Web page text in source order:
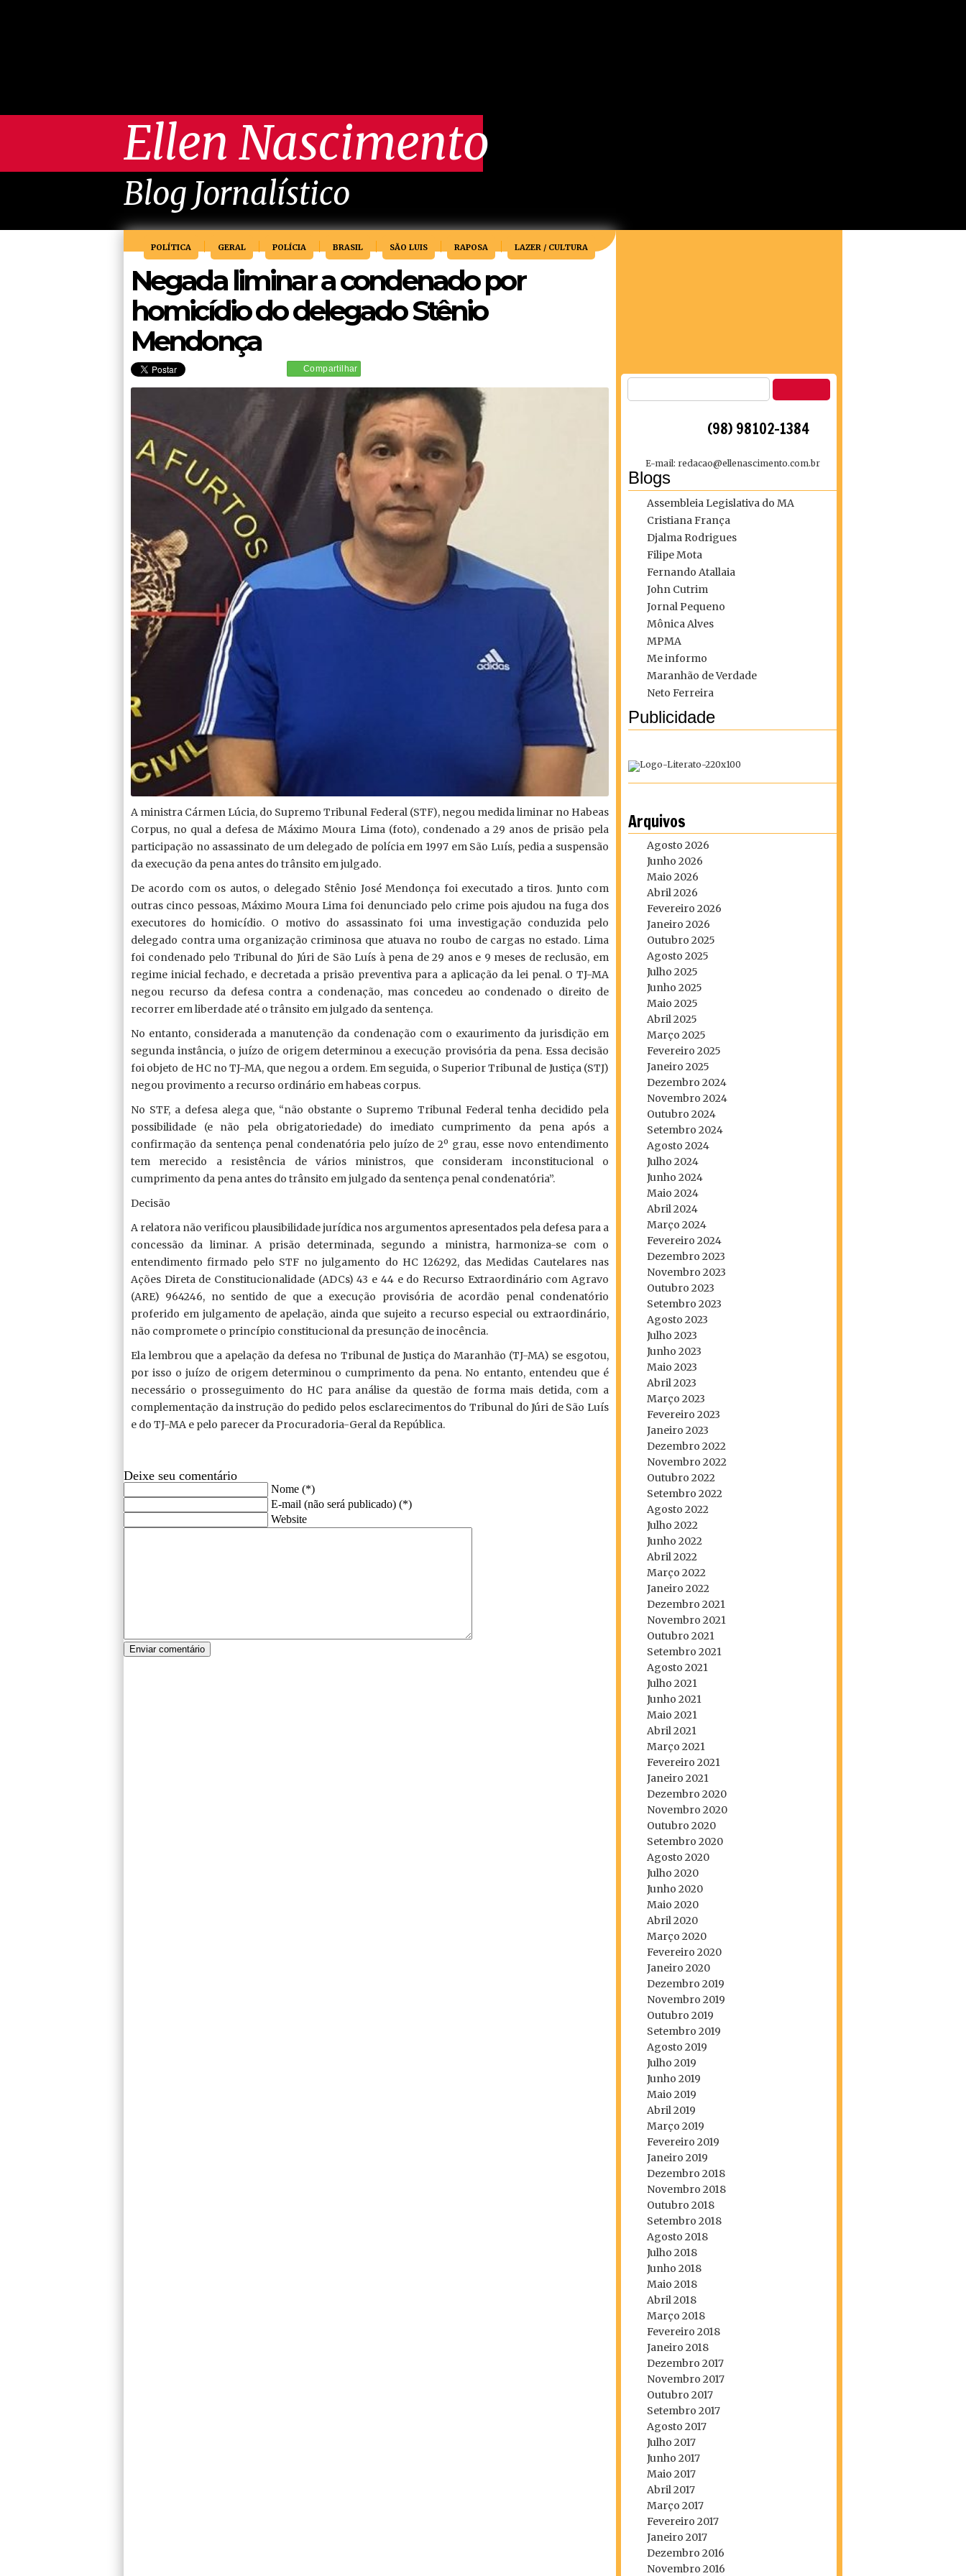
Ellen Nascimento
Blog Jornalístico
(98) 98102-1384
E-mail: redacao@ellenascimento.com.br
Blogs
Assembleia Legislativa do MA
Cristiana França
Djalma Rodrigues
Filipe Mota
Fernando Atallaia
John Cutrim
Jornal Pequeno
Mônica Alves
MPMA
Me informo
Maranhão de Verdade
Neto Ferreira
Publicidade
Arquivos
Agosto 2026
Junho 2026
Maio 2026
Abril 2026
Fevereiro 2026
Janeiro 2026
Outubro 2025
Agosto 2025
Julho 2025
Junho 2025
Maio 2025
Abril 2025
Março 2025
Fevereiro 2025
Janeiro 2025
Dezembro 2024
Novembro 2024
Outubro 2024
Setembro 2024
Agosto 2024
Julho 2024
Junho 2024
Maio 2024
Abril 2024
Março 2024
Fevereiro 2024
Dezembro 2023
Novembro 2023
Outubro 2023
Setembro 2023
Agosto 2023
Julho 2023
Junho 2023
Maio 2023
Abril 2023
Março 2023
Fevereiro 2023
Janeiro 2023
Dezembro 2022
Novembro 2022
Outubro 2022
Setembro 2022
Agosto 2022
Julho 2022
Junho 2022
Abril 2022
Março 2022
Janeiro 2022
Dezembro 2021
Novembro 2021
Outubro 2021
Setembro 2021
Agosto 2021
Julho 2021
Junho 2021
Maio 2021
Abril 2021
Março 2021
Fevereiro 2021
Janeiro 2021
Dezembro 2020
Novembro 2020
Outubro 2020
Setembro 2020
Agosto 2020
Julho 2020
Junho 2020
Maio 2020
Abril 2020
Março 2020
Fevereiro 2020
Janeiro 2020
Dezembro 2019
Novembro 2019
Outubro 2019
Setembro 2019
Agosto 2019
Julho 2019
Junho 2019
Maio 2019
Abril 2019
Março 2019
Fevereiro 2019
Janeiro 2019
Dezembro 2018
Novembro 2018
Outubro 2018
Setembro 2018
Agosto 2018
Julho 2018
Junho 2018
Maio 2018
Abril 2018
Março 2018
Fevereiro 2018
Janeiro 2018
Dezembro 2017
Novembro 2017
Outubro 2017
Setembro 2017
Agosto 2017
Julho 2017
Junho 2017
Maio 2017
Abril 2017
Março 2017
Fevereiro 2017
Janeiro 2017
Dezembro 2016
Novembro 2016
POLÍTICA GERAL POLÍCIA BRASIL SÃO LUIS RAPOSA LAZER / CULTURA
Negada liminar a condenado por
homicídio do delegado Stênio
Mendonça
Compartilhar
A ministra Cármen Lúcia, do Supremo Tribunal Federal (STF), negou medida liminar no Habeas
Corpus, no qual a defesa de Máximo Moura Lima (foto), condenado a 29 anos de prisão pela
participação no assassinato de um delegado de polícia em 1997 em São Luís, pedia a suspensão
da execução da pena antes do trânsito em julgado.
De acordo com os autos, o delegado Stênio José Mendonça foi executado a tiros. Junto com
outras cinco pessoas, Máximo Moura Lima foi denunciado pelo crime pois ajudou na fuga dos
executores do homicídio. O motivo do assassinato foi uma investigação conduzida pelo
delegado contra uma organização criminosa que atuava no roubo de cargas no estado. Lima
foi condenado pelo Tribunal do Júri de São Luís à pena de 29 anos e 9 meses de reclusão, em
regime inicial fechado, e decretada a prisão preventiva para a aplicação da lei penal. O TJ-MA
negou recurso da defesa contra a condenação, mas concedeu ao condenado o direito de
recorrer em liberdade até o trânsito em julgado da sentença.
No entanto, considerada a manutenção da condenação com o exaurimento da jurisdição em
segunda instância, o juízo de origem determinou a execução provisória da pena. Essa decisão
foi objeto de HC no TJ-MA, que negou a ordem. Em seguida, o Superior Tribunal de Justiça (STJ)
negou provimento a recurso ordinário em habeas corpus.
No STF, a defesa alega que, “não obstante o Supremo Tribunal Federal tenha decidido pela
possibilidade (e não pela obrigatoriedade) do imediato cumprimento da pena após a
confirmação da sentença penal condenatória pelo juízo de 2º grau, esse novo entendimento
tem merecido a resistência de vários ministros, que consideram inconstitucional o
cumprimento da pena antes do trânsito em julgado da sentença penal condenatória”.
Decisão
A relatora não verificou plausibilidade jurídica nos argumentos apresentados pela defesa para a
concessão da liminar. A prisão determinada, segundo a ministra, harmoniza-se com o
entendimento firmado pelo STF no julgamento do HC 126292, das Medidas Cautelares nas
Ações Direta de Constitucionalidade (ADCs) 43 e 44 e do Recurso Extraordinário com Agravo
(ARE) 964246, no sentido de que a execução provisória de acordão penal condenatório
proferido em julgamento de apelação, ainda que sujeito a recurso especial ou extraordinário,
não compromete o princípio constitucional da presunção de inocência.
Ela lembrou que a apelação da defesa no Tribunal de Justiça do Maranhão (TJ-MA) se esgotou,
por isso o juízo de origem determinou o cumprimento da pena. No entanto, entendeu que é
necessário o prosseguimento do HC para análise da questão de forma mais detida, com a
complementação da instrução do pedido pelos esclarecimentos do Tribunal do Júri de São Luís
e do TJ-MA e pelo parecer da Procuradoria-Geral da República.
Deixe seu comentário
Nome (*)
E-mail (não será publicado) (*)
Website